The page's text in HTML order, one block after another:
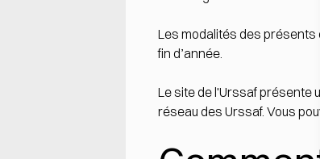
Les modalités des présents
fin d’année.
Le site de l'Urssaf présente
réseau des Urssaf. Vous